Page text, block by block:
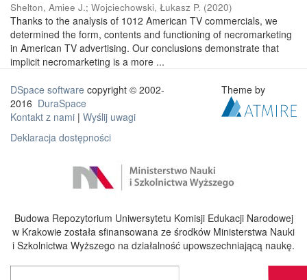
Shelton, Amiee J.; Wojciechowski, Łukasz P. (2020)
Thanks to the analysis of 1012 American TV commercials, we
determined the form, contents and functioning of necromarketing
in American TV advertising. Our conclusions demonstrate that
implicit necromarketing is a more ...
DSpace software copyright © 2002-
2016 DuraSpace
Kontakt z nami | Wyślij uwagi
Deklaracja dostępności
Theme by
Budowa Repozytorium Uniwersytetu Komisji Edukacji Narodowej
w Krakowie została sfinansowana ze środków Ministerstwa Nauki
i Szkolnictwa Wyższego na działalność upowszechniającą naukę.